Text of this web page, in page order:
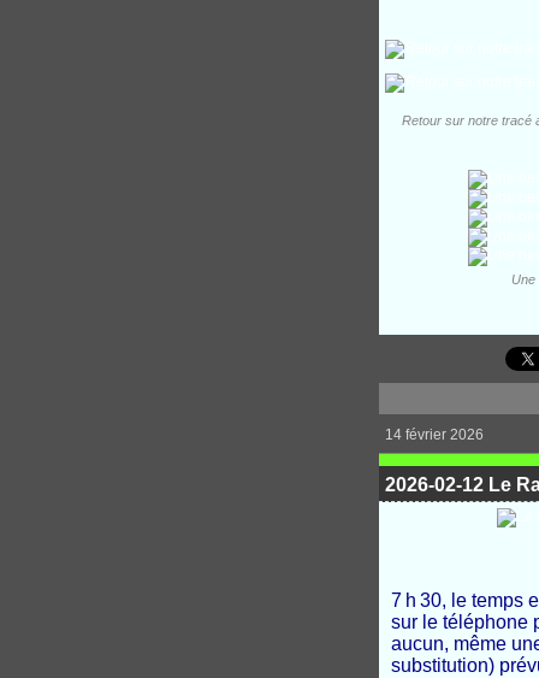
Retour sur notre tracé
Une
14 février 2026
2026-02-12 Le
7 h 30, le temps
sur le téléphone
aucun, même
substitution)